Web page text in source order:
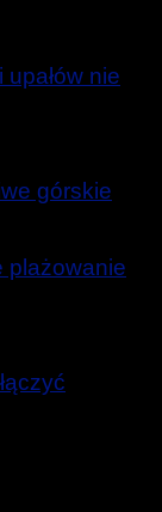
nie
górskie
plażowanie